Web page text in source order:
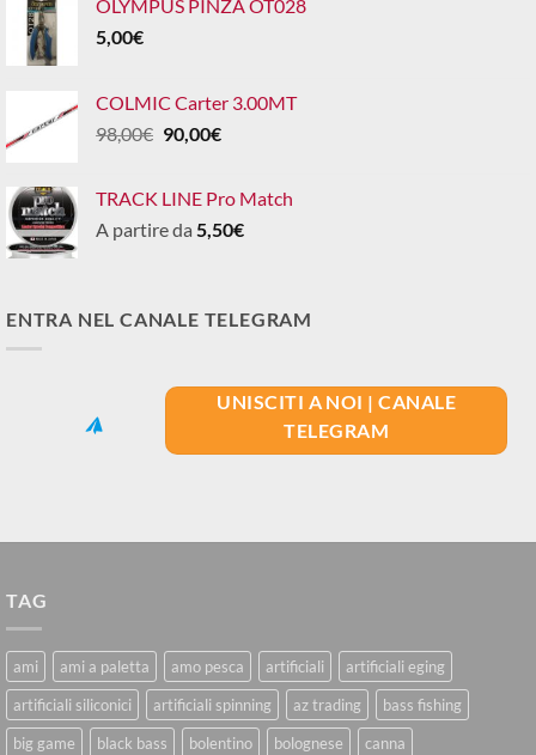
OLYMPUS PINZA OT028
5,00€
COLMIC Carter 3.00MT
98,00€ Il
era:
98,00€.
90,00€Il
è:
90,00€.
TRACK LINE Pro Match
A partire da 5,50€
ENTRA NEL CANALE TELEGRAM
UNISCITI A NOI | CANALE
TELEGRAM
TAG
ami ami a paletta amo pesca artificiali
artificiali eging
artificiali siliconici
artificiali spinning az trading
bass fishing
big game
black bass bolentino bolognese
canna